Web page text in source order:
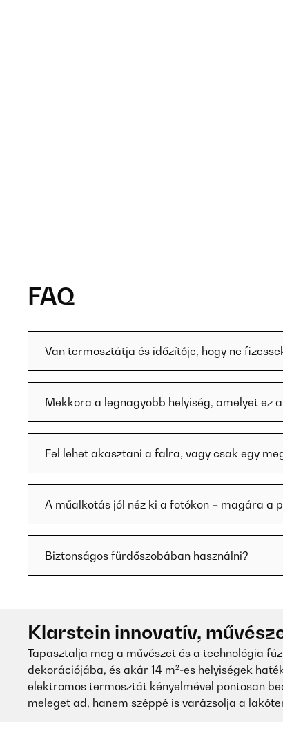
FAQ
Van termosztátja és időzítője, hogy ne
Mekkora a legnagyobb helyiség, amelyet ez
Fel lehet akasztani a falra, vagy csak egy
A műalkotás jól néz ki a fotókon – magára a
Biztonságos fürdőszobában használni?
Klarstein innovatív,
Tapasztalja meg a művészet és a technológia
dekorációjába, és akár 14 m²-es helyiségek
elektromos termosztát kényelmével pontosan
meleget ad, hanem széppé is varázsolja a